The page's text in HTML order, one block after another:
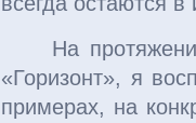
На
«Горизонт», я
примерах, на